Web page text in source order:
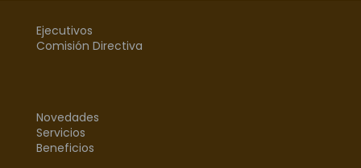
Ejecutivos
Comisión Directiva
Novedades
Servicios
Beneficios